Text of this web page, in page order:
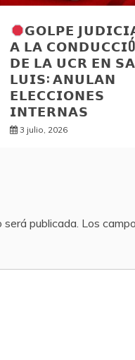
𝗚𝗢𝗟𝗣𝗘
𝗔 𝗟𝗔
𝗗𝗘 𝗟𝗔 𝗨𝗖𝗥 𝗘𝗡
𝗟𝗨𝗜𝗦: 𝗔𝗡𝗨𝗟𝗔𝗡
𝗘𝗟𝗘𝗖𝗖𝗜𝗢𝗡𝗘𝗦
𝗜𝗡𝗧𝗘𝗥𝗡𝗔𝗦
3 julio, 2026
publicada. Los